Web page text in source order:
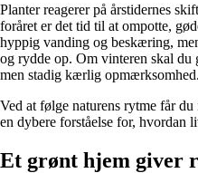
Planter reagerer på årstidernes
foråret er det tid til at ompotte,
hyppig vanding og beskæring,
og rydde op. Om vinteren skal du
men stadig kærlig opmærksomhed.
Ved at følge naturens rytme får du
en dybere forståelse for, hvordan
Et grønt hjem giver